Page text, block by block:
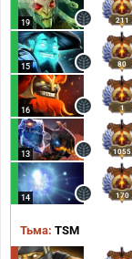
19 211
15 80
16 1
13 1055
14 170
Тьма: TSM